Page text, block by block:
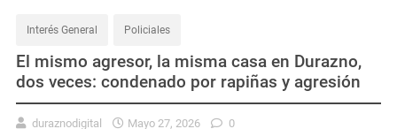
Interés General Policiales
El mismo agresor, la misma casa en Durazno,
dos veces: condenado por rapiñas y agresión
duraznodigital Mayo 27, 2026 0